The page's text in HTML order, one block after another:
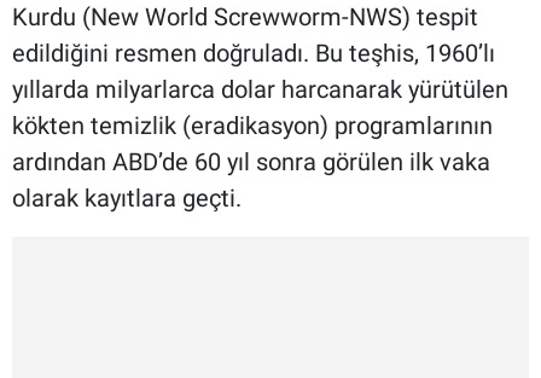
Kurdu (New World Screwworm-NWS) tespit
edildiğini resmen doğruladı. Bu teşhis, 1960’lı
yıllarda milyarlarca dolar harcanarak yürütülen
kökten temizlik (eradikasyon) programlarının
ardından ABD’de 60 yıl sonra görülen ilk vaka
olarak kayıtlara geçti.